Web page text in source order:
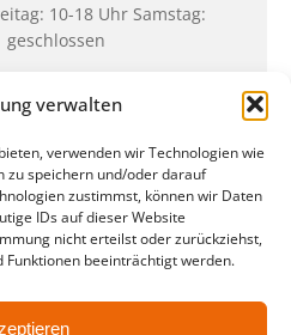
verwalten
verwenden wir Technologien wie
zu speichern und/oder darauf
zustimmst, können wir Daten
IDs auf dieser Website
nicht erteilst oder zurückziehst,
beeinträchtigt werden.
10-18 Uhr Samstag:
geschlossen
Immobilien ARENA
2, 04105 Leipzig
uns mit dem Öffentlichen
Linien 3, 4, 7, 8, 15
des Ticketkaufs möglich.